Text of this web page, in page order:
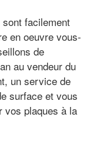
facilement
en oeuvre vous-
de
au vendeur du
un service de
surface et vous
vos plaques à la